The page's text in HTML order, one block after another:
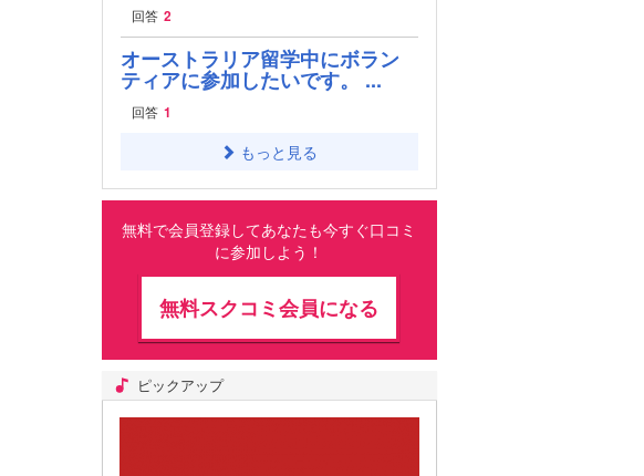
回答 2
オーストラリア留学中にボラン
ティアに参加したいです。 ...
回答 1
もっと見る
無料で会員登録してあなたも今すぐ口コミ
に参加しよう！
無料スクコミ会員になる
ピックアップ